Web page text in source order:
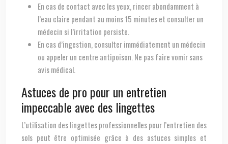
En cas de contact avec les yeux, rincer abondamment à
l’eau claire pendant au moins 15 minutes et consulter un
médecin si l’irritation persiste.
En cas d’ingestion, consulter immédiatement un médecin
ou appeler un centre antipoison. Ne pas faire vomir sans
avis médical.
Astuces de pro pour un entretien
impeccable avec des lingettes
L’utilisation des lingettes professionnelles pour l’entretien des
sols peut être optimisée grâce à des astuces simples et